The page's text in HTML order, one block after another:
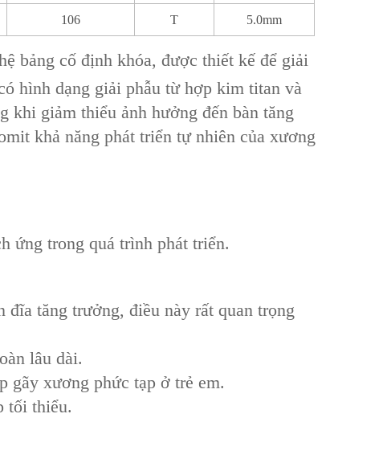
106 T 5.0mm
bảng cố định khóa, được thiết kế để giải
hình dạng giải phẫu từ hợp kim titan‌ và
khi giảm thiểu ảnh hưởng đến ‌bàn tăng
khả năng phát triển tự nhiên của xương
ứng trong quá trình phát triển.
tăng trưởng, điều này rất quan trọng
lâu dài.
gãy xương phức tạp ở trẻ em.
tối thiểu.